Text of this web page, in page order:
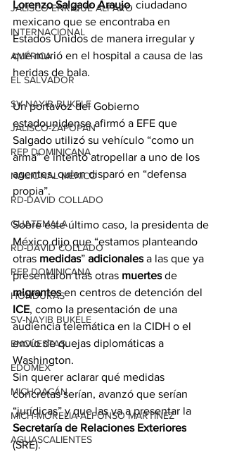
JALISCO-ENRIQUE ALFARO
INTERNACIONAL
AMÉRICA
EL SALVADOR
SV-NAYIB BUKELE
JALISCO-ZAPOPAN
REP DOMINICANA
NACIONAL MÉXICO
RD-DAVID COLLADO
GUATEMALA
RD-DAVID COLLADO
REP DOMINICANA
HONDURAS
SV-NAYIB BUKELE
ENCUESTAS
EDOMEX
MICHOACÁN
MICH-MORELIA-ALFONSO MARTÍNEZ
AGUASCALIENTES
Lorenzo Salgado Araujo, ciudadano
mexicano que se encontraba en
Estados Unidos de manera irregular y
que murió en el hospital a causa de las
heridas de bala.
Un portavoz del Gobierno
estadounidense afirmó a EFE que
Salgado utilizó su vehículo “como un
arma” e intentó atropellar a uno de los
agentes, quien disparó en “defensa
propia”.
Sobre este último caso, la presidenta de
México dijo que “estamos planteando
otras medidas” adicionales a las que ya
presentaron tras otras muertes de
migrantes en centros de detención del
ICE, como la presentación de una
audiencia telemática en la CIDH o el
envío de quejas diplomáticas a
Washington.
Sin querer aclarar qué medidas
concretas serían, avanzó que serían
“jurídicas” y que las va a presentar la
Secretaría de Relaciones Exteriores
(SRE).